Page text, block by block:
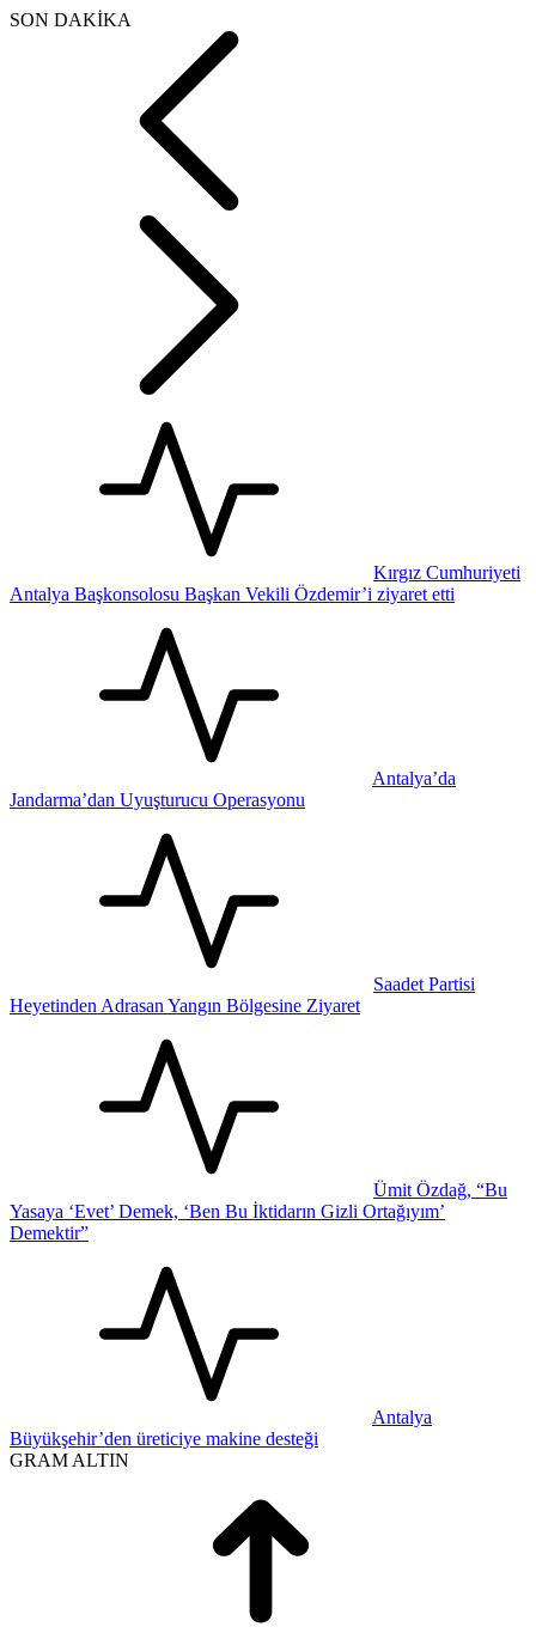
SON DAKİKA
Kırgız Cumhuriyeti
Antalya Başkonsolosu Başkan Vekili Özdemir’i ziyaret etti
Antalya’da
Jandarma’dan Uyuşturucu Operasyonu
Saadet Partisi
Heyetinden Adrasan Yangın Bölgesine Ziyaret
Ümit Özdağ, “Bu
Yasaya ‘Evet’ Demek, ‘Ben Bu İktidarın Gizli Ortağıyım’
Demektir”
Antalya
Büyükşehir’den üreticiye makine desteği
GRAM ALTIN